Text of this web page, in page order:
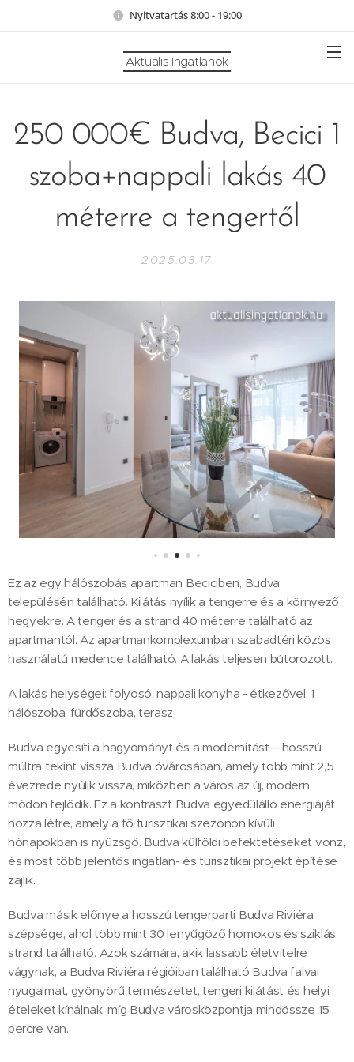
Nyitvatartás 8:00 - 19:00
Aktuális Ingatlanok
250 000€ Budva, Becici 1
szoba+nappali lakás 40
méterre a tengertől
2025.03.17
Ez az egy hálószobás apartman Beciciben, Budva
településén található. Kilátás nyílik a tengerre és a környező
hegyekre. A tenger és a strand 40 méterre található az
apartmantól. Az apartmankomplexumban szabadtéri közös
használatú medence található. A lakás teljesen bútorozott.
‍A lakás helységei: folyosó, nappali konyha - étkezővel, 1
hálószoba, fürdőszoba, terasz
‍Budva egyesíti a hagyományt és a modernitást – hosszú
múltra tekint vissza Budva óvárosában, amely több mint 2,5
évezrede nyúlik vissza, miközben a város az új, modern
módon fejlődik. Ez a kontraszt Budva egyedülálló energiáját
hozza létre, amely a fő turisztikai szezonon kívüli
hónapokban is nyüzsgő. Budva külföldi befektetéseket vonz,
és most több jelentős ingatlan- és turisztikai projekt építése
zajlik.
Budva másik előnye a hosszú tengerparti Budva Riviéra
szépsége, ahol több mint 30 lenyűgöző homokos és sziklás
strand található. Azok számára, akik lassabb életvitelre
vágynak, a Budva Riviéra régióiban található Budva falvai
nyugalmat, gyönyörű természetet, tengeri kilátást és helyi
ételeket kínálnak, míg Budva városközpontja mindössze 15
percre van.